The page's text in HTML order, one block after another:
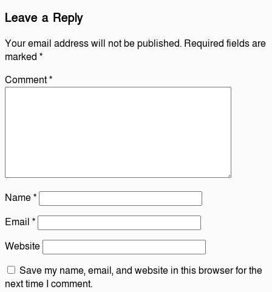
Leave a Reply
Your email address will not be published. Required fields are
marked *
Comment*
Name*
Email *
Website
Save my name, email, and website in this browser for the
next time I comment.